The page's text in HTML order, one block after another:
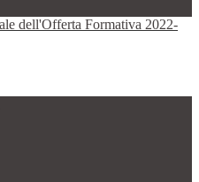
dell'Offerta Formativa 2022-